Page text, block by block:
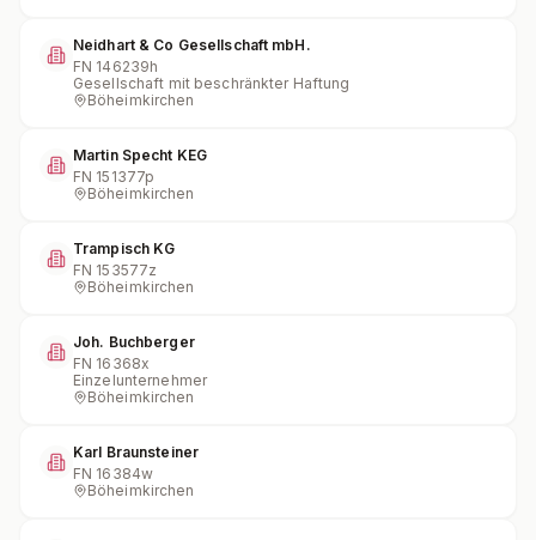
Neidhart & Co Gesellschaft mbH.
FN 146239h
Gesellschaft mit beschränkter Haftung
Böheimkirchen
Martin Specht KEG
FN 151377p
Böheimkirchen
Trampisch KG
FN 153577z
Böheimkirchen
Joh. Buchberger
FN 16368x
Einzelunternehmer
Böheimkirchen
Karl Braunsteiner
FN 16384w
Böheimkirchen